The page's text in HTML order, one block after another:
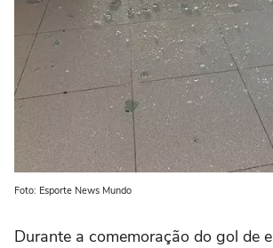
Foto: Esporte News Mundo
Durante a comemoração do gol de